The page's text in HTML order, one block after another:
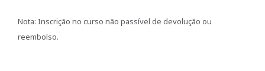
Nota: Inscrição no curso não passível de devolução ou
reembolso.